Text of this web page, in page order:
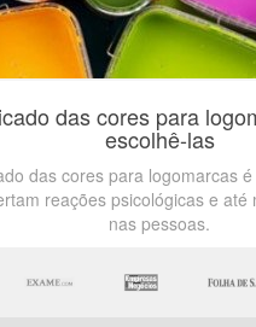
das cores para
escolhê-las
das cores para logomarcas
reações psicológicas e até
nas pessoas.